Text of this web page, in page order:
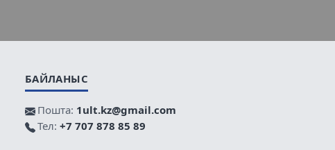
БАЙЛАНЫС
Пошта: 1ult.kz@gmail.com
Тел: +7 707 878 85 89